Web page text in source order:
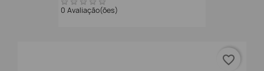
0 Avaliação(ões)
favorite_border